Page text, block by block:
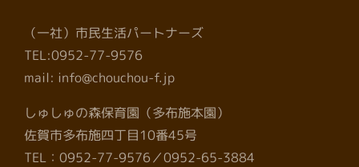
（一社）市民生活パートナーズ
TEL:0952-77-9576
mail: info@chouchou-f.jp
しゅしゅの森保育園（多布施本園）
佐賀市多布施四丁目10番45号
TEL：0952-77-9576／0952-65-3884